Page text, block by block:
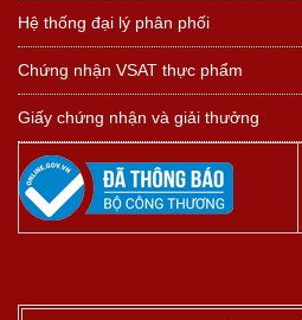
Hệ thống đại lý phân phối
Chứng nhận VSAT thực phẩm
Giấy chứng nhận và giải thưởng